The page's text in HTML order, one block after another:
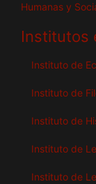
Humanas y
Institutos
Instituto de
Instituto de
Instituto de
Instituto de
Instituto de